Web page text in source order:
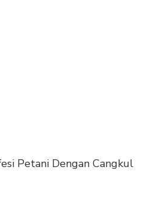
Petani Dengan Cangkul